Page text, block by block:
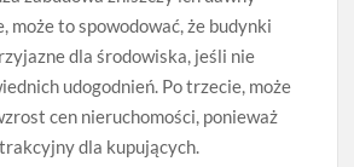
może to spowodować, że budynki
dla środowiska, jeśli nie
udogodnień. Po trzecie, może
cen nieruchomości, ponieważ
dla kupujących.